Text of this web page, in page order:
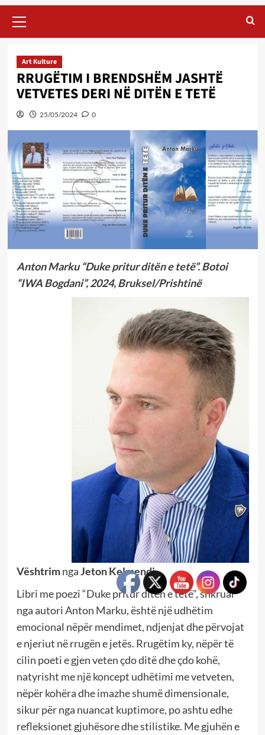
Menu
Art Kulture
RRUGËTIM I BRENDSHËM JASHTË
VETVETES DERI NË DITËN E TETË
25/05/2024 0
Anton Marku “Duke pritur ditën e tetë”. Botoi
“IWA Bogdani”, 2024, Bruksel/Prishtinë
VështrimngaJeton Kelmendi
Libri me poezi “Duke pritur ditën e tetë”, shkruar
nga autori Anton Marku, është një udhëtim
emocional nëpër mendimet, ndjenjat dhe përvojat
e njeriut në rrugën e jetës. Rrugëtim ky, nëpër të
cilin poeti e gjen veten çdo ditë dhe çdo kohë,
natyrisht me një koncept udhëtimi me vetveten,
nëpër kohëra dhe imazhe shumë dimensionale,
sikur për nga nuancat kuptimore, po ashtu edhe
refleksionet gjuhësore dhe stilistike. Me gjuhën e